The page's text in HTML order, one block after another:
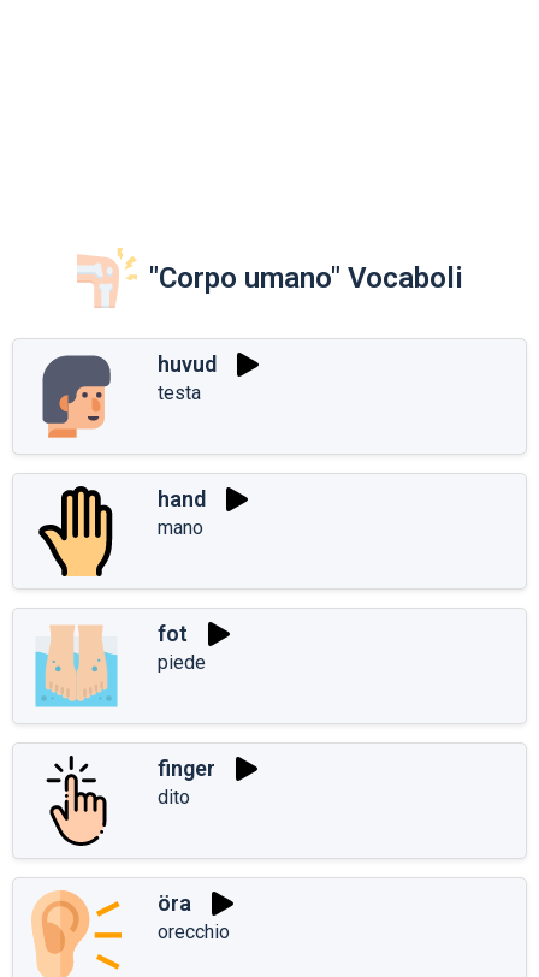
"Corpo umano" Vocaboli
huvud
testa
hand
mano
fot
piede
finger
dito
öra
orecchio